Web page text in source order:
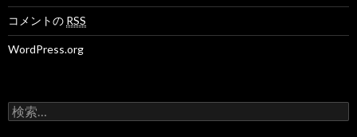
コメントの RSS
WordPress.org
検
索